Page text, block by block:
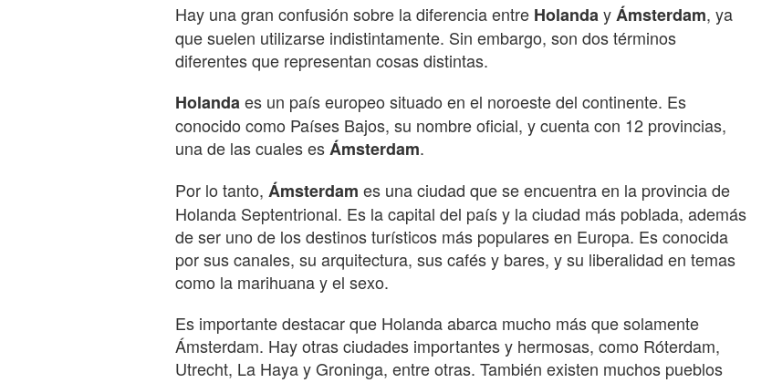
Hay una gran confusión sobre la diferencia entre HolandayÁmsterdam, ya
que suelen utilizarse indistintamente. Sin embargo, son dos términos
diferentes que representan cosas distintas.
Holandaes un país europeo situado en el noroeste del continente. Es
conocido como Países Bajos, su nombre oficial, y cuenta con 12 provincias,
una de las cuales esÁmsterdam.
Por lo tanto, Ámsterdam es una ciudad que se encuentra en la provincia de
Holanda Septentrional. Es la capital del país y la ciudad más poblada, además
de ser uno de los destinos turísticos más populares en Europa. Es conocida
por sus canales, su arquitectura, sus cafés y bares, y su liberalidad en temas
como la marihuana y el sexo.
Es importante destacar que Holanda abarca mucho más que solamente
Ámsterdam. Hay otras ciudades importantes y hermosas, como Róterdam,
Utrecht, La Haya y Groninga, entre otras. También existen muchos pueblos